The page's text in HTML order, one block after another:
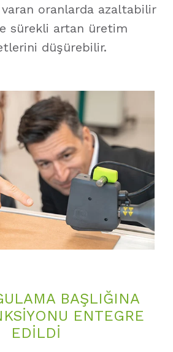
varan oranlarda azaltabilir
sürekli artan üretim
düşürebilir.
BAŞLIĞINA
ENTEGRE
EDILDI